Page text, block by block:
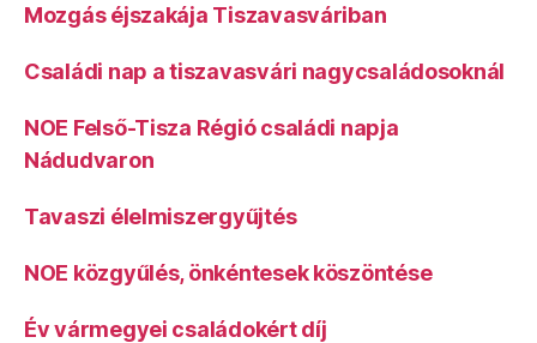
Mozgás éjszakája Tiszavasváriban
Családi nap a tiszavasvári nagycsaládosoknál
NOE Felső-Tisza Régió családi napja
Nádudvaron
Tavaszi élelmiszergyűjtés
NOE közgyűlés, önkéntesek köszöntése
Év vármegyei családokért díj